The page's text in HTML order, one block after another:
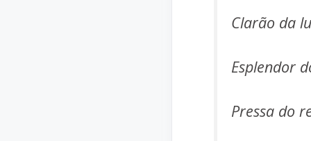
Clarão da
Esplendor
Pressa do